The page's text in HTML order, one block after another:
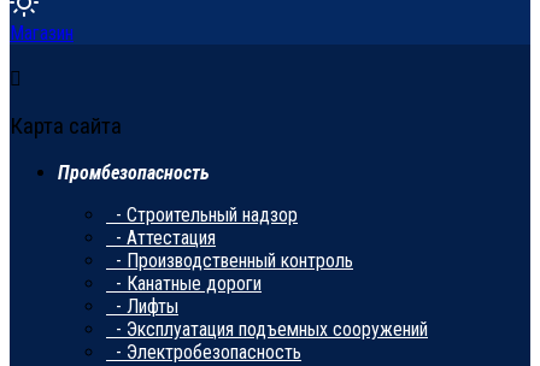
Магазин
Карта сайта
Промбезопасность
- Строительный надзор
- Аттестация
- Производственный контроль
- Канатные дороги
- Лифты
- Эксплуатация подъемных сооружений
- Электробезопасность